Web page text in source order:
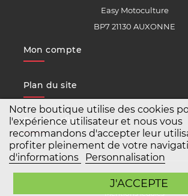
Notre boutique utilise des cookies
l'expérience utilisateur et nous vous
recommandons d'accepter leur
profiter pleinement de votre
d'informations
Personnalisation
J'ACCEPTE
Easy Motoculture
BP7 21130 AUXONNE
Mon compte
Plan du site
Service client
Copyright Easy Motoculture
Mentions légales